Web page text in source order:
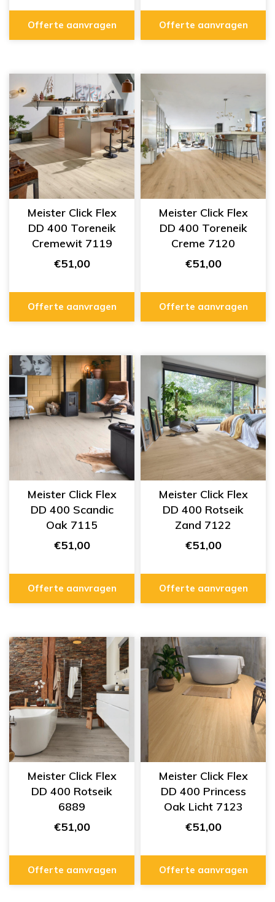
Offerte aanvragen Offerte aanvragen
Meister Click Flex
DD 400 Toreneik
Cremewit 7119
€51,00
Offerte aanvragen
Meister Click Flex
DD 400 Toreneik
Creme 7120
€51,00
Offerte aanvragen
Meister Click Flex
DD 400 Scandic
Oak 7115
€51,00
Offerte aanvragen
Meister Click Flex
DD 400 Rotseik
Zand 7122
€51,00
Offerte aanvragen
Meister Click Flex
DD 400 Rotseik
6889
€51,00
Offerte aanvragen
Meister Click Flex
DD 400 Princess
Oak Licht 7123
€51,00
Offerte aanvragen